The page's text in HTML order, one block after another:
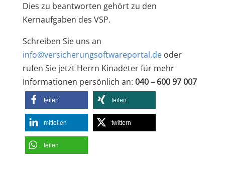
Dies zu beantworten gehört zu den
Kernaufgaben des VSP.
Schreiben Sie uns an
info@versicherungsoftwareportal.deoder
rufen Sie jetzt Herrn Kinadeter für mehr
Informationen persönlich an: 040 – 600 97 007
teilen teilen
mitteilen twittern
teilen